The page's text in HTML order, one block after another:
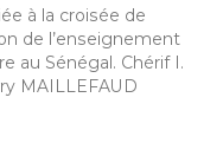
à la croisée de
de l’enseignement
au Sénégal. Chérif I.
MAILLEFAUD